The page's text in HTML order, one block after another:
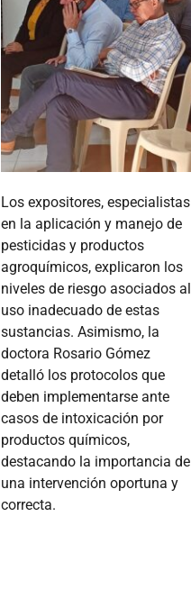
Los expositores, especialistas
en la aplicación y manejo de
pesticidas y productos
agroquímicos, explicaron los
niveles de riesgo asociados al
uso inadecuado de estas
sustancias. Asimismo, la
doctora Rosario Gómez
detalló los protocolos que
deben implementarse ante
casos de intoxicación por
productos químicos,
destacando la importancia de
una intervención oportuna y
correcta.